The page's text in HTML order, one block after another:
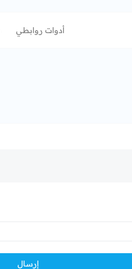
أدوات روابطي
إرسال